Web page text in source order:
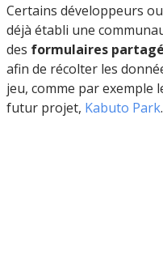
Certains développeurs
déjà établi une
des formulaires
afin de récolter les
jeu, comme par exemple
futur projet, Kabuto Park.